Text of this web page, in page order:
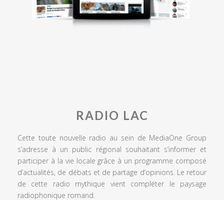
RADIO LAC
Cette toute nouvelle radio au sein de MediaOne Group
s’adresse à un public régional souhaitant s’informer et
participer à la vie locale grâce à un programme composé
d’actualités, de débats et de partage d’opinions. Le retour
de cette radio mythique vient compléter le paysage
radiophonique romand.